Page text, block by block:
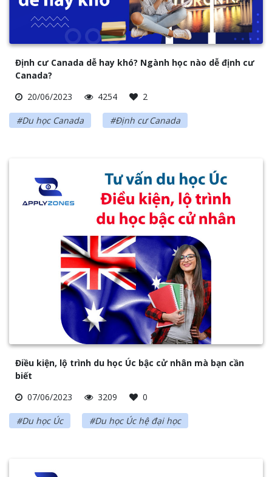
Định cư Canada dễ hay khó? Ngành học nào dễ định cư
Canada?
20/06/2023
4254 2
#Du học Canada #Định cư Canada
Điều kiện, lộ trình du học Úc bậc cử nhân mà bạn cần
biết
07/06/2023
3209 0
#Du học Úc #Du học Úc hệ đại học